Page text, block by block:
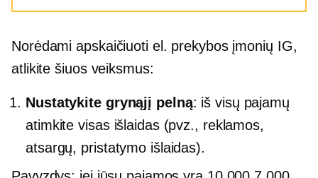
Norėdami apskaičiuoti el. prekybos įmonių IG,
atlikite šiuos veiksmus:
Nustatykite grynąjį pelną: iš visų pajamų
atimkite visas išlaidas (pvz., reklamos,
atsargų, pristatymo išlaidas).